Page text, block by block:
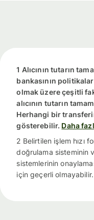
1 Alıcının tutarın
bankasının
olmak üzere çeşitli
alıcının tutarın
Herhangi bir
gösterebilir. Daha
2 Belirtilen işlem hızı
doğrulama sisteminin
sistemlerinin
için geçerli olmayabilir.